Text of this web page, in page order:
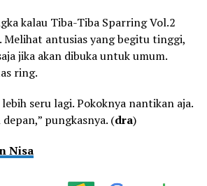
kalau Tiba-Tiba Sparring Vol.2
Melihat antusias yang begitu tinggi,
jika akan dibuka untuk umum.
ring.
seru lagi. Pokoknya nantikan aja.
pungkasnya. (dra)
Nisa